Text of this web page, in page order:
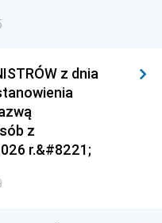
z dnia
z
r.&#8221;